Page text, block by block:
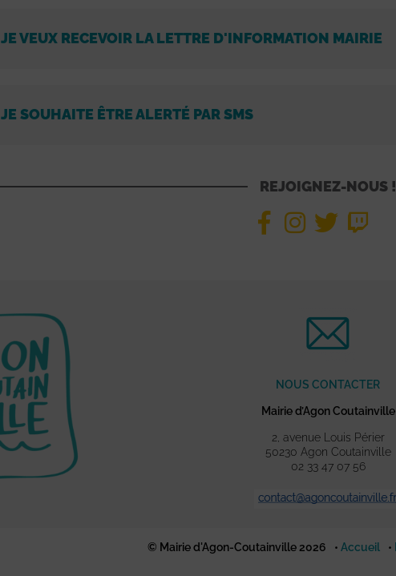
JE VEUX RECEVOIR LA LETTRE D'INFORMATION MAIRIE
JE SOUHAITE ÊTRE ALERTÉ PAR SMS
REJOIGNEZ-NOUS !
NOUS CONTACTER
Mairie d’Agon Coutainville
2, avenue Louis Périer
50230 Agon Coutainville
02 33 47 07 56
© Mairie d'Agon-Coutainville 2026 Accueil